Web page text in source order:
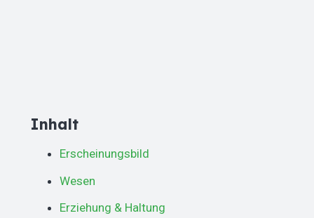
Inhalt
Erscheinungsbild
Wesen
Erziehung & Haltung